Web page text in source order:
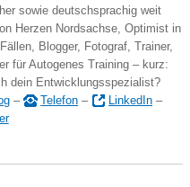
sowie deutschsprachig weit
Herzen Nordsachse, Optimist in
Blogger, Fotograf, Trainer,
für Autogenes Training – kurz:
dein Entwicklungsspezialist?
– Telefon – LinkedIn –